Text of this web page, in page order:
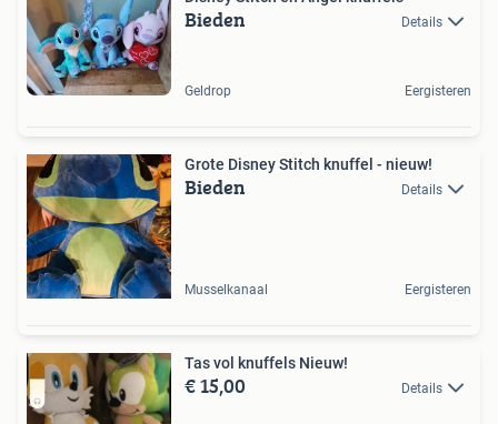
Bieden Details
Geldrop Eergisteren
Grote Disney Stitch knuffel - nieuw!
Bieden Details
Musselkanaal Eergisteren
Tas vol knuffels Nieuw!
€ 15,00 Details